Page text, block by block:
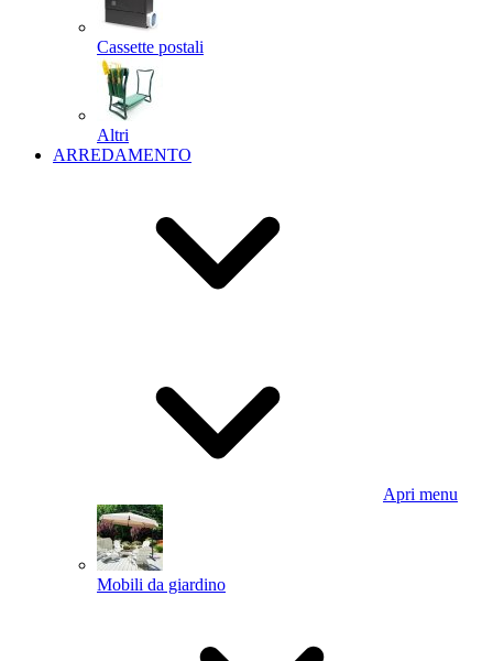
Cassette postali
Altri
ARREDAMENTO
Apri menu
Mobili da giardino